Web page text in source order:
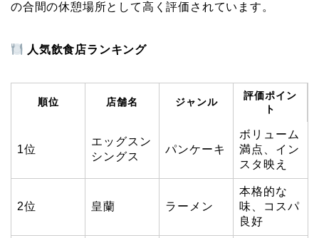
の合間の休憩場所として高く評価されています。
人気飲食店ランキング
順位 店舗名 ジャンル
評価ポイン
ト
1位
エッグスン
シングス
パンケーキ
ボリューム
満点、イン
スタ映え
2位 皇蘭 ラーメン
本格的な
味、コスパ
良好